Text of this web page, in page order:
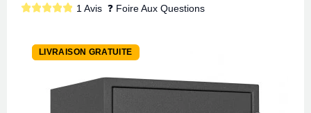
1 Avis ❓ Foire Aux Questions
-8%
LIVRAISON GRATUITE